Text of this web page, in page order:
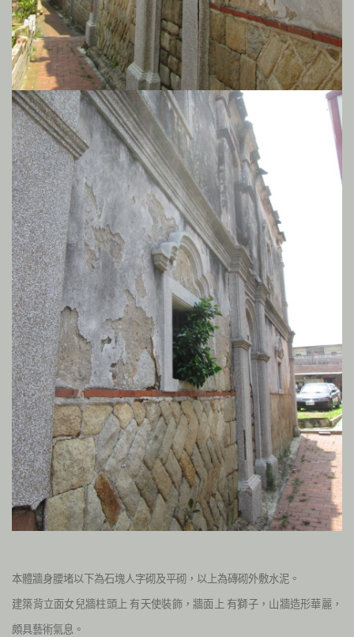
本體牆身腰堵以下為石塊人字砌及平砌，以上為磚砌外敷水泥。
建築背立面女兒牆柱頭上 有天使裝飾，牆面上 有獅子，山牆造形華麗，
頗具藝術氣息。